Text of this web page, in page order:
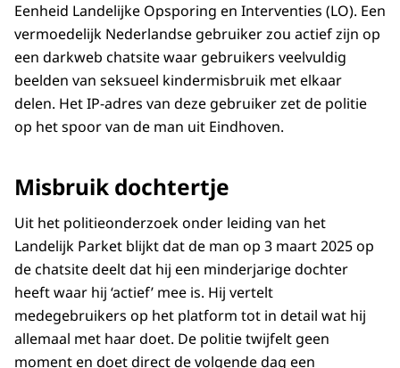
Eenheid Landelijke Opsporing en Interventies (LO). Een
vermoedelijk Nederlandse gebruiker zou actief zijn op
een darkweb chatsite waar gebruikers veelvuldig
beelden van seksueel kindermisbruik met elkaar
delen. Het IP-adres van deze gebruiker zet de politie
op het spoor van de man uit Eindhoven.
Misbruik dochtertje
Uit het politieonderzoek onder leiding van het
Landelijk Parket blijkt dat de man op 3 maart 2025 op
de chatsite deelt dat hij een minderjarige dochter
heeft waar hij ‘actief’ mee is. Hij vertelt
medegebruikers op het platform tot in detail wat hij
allemaal met haar doet. De politie twijfelt geen
moment en doet direct de volgende dag een